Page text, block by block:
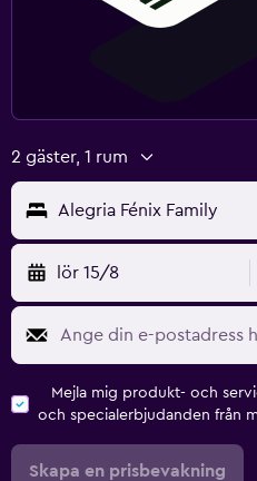
2 gäster, 1 rum
Alegria Fénix Family
lör 15/8
Mejla mig produkt- och
och specialerbjudanden från
Skapa en prisbevakning